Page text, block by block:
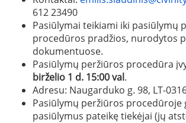
612 23490
Pasiūlymai teikiami iki pasiūlymų
procedūros pradžios, nurodytos
dokumentuose.
Pasiūlymų peržiūros procedūra
birželio 1 d. 15:00 val.
Adresu: Naugarduko g. 98, LT-
Pasiūlymų peržiūros procedūroje
pasiūlymus pateikę tiekėjai (jų